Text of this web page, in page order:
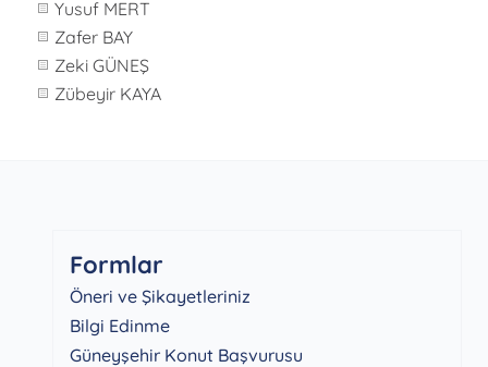
Yusuf MERT
Zafer BAY
Zeki GÜNEŞ
Zübeyir KAYA
Formlar
Öneri ve Şikayetleriniz
Bilgi Edinme
Güneyşehir Konut Başvurusu